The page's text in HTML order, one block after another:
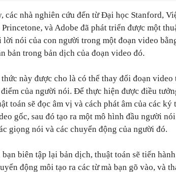
các nhà nghiên cứu đến từ Đại học Stanford,
và Adobe đã phát triển được một
lời nói của con người trong một đoạn video
bản trong bản dịch của đoạn video đó.
thức này được cho là có thể thay đổi đoạn
điểm của người nói. Để thực hiện được điều
toán sẽ đọc âm vị và cách phát âm của các ký
gốc, sau đó tạo ra một mô hình đầu người
giọng nói và các chuyển động của người đó.
biên tập lại bản dịch, thuật toán sẽ tiến
động môi tạo ra các từ mà bạn gõ vào, và